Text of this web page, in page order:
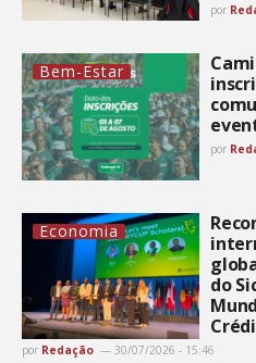
por
Bem-Estar
por
Economia
do
por Redação 30/07/2026 - 15:46